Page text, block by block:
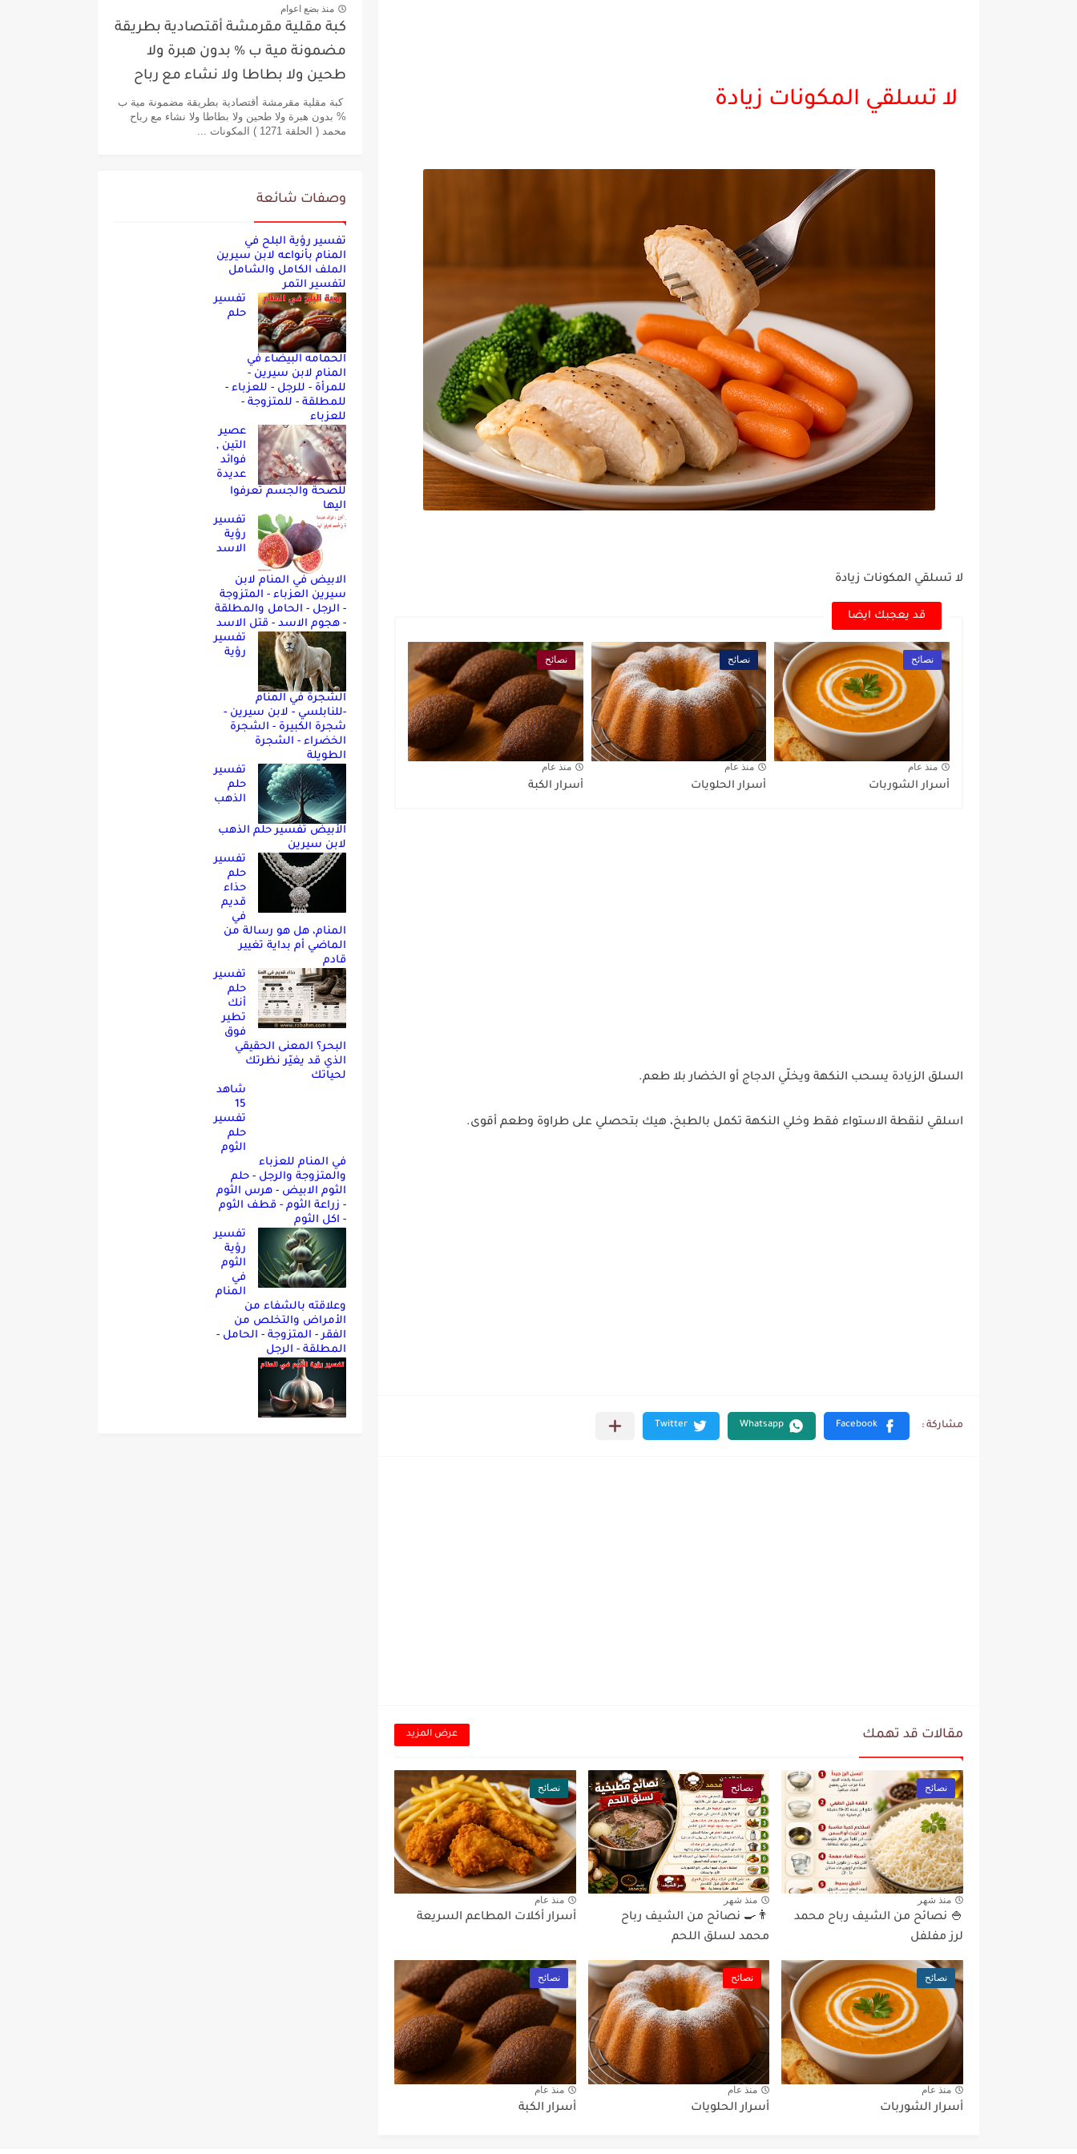
لا تسلقي المكونات زيادة
لا تسلقي المكونات زيادة
قد يعجبك ايضا
نصائح
منذ عام
أسرار الشوربات
نصائح
منذ عام
أسرار الحلويات
نصائح
منذ عام
أسرار الكبة
السلق الزيادة يسحب النكهة ويخلّي الدجاج أو الخضار بلا طعم.
اسلقي لنقطة الاستواء فقط وخلي النكهة تكمل بالطبخ، هيك بتحصلي على طراوة وطعم أقوى.
مقالات قد تهمك عرض المزيد
نصائح
منذ شهر
🍚 نصائح من الشيف رباح محمد
لرز مفلفل
نصائح
منذ شهر
👨‍🍳 نصائح من الشيف رباح
محمد لسلق اللحم
نصائح
منذ عام
أسرار أكلات المطاعم السريعة
نصائح
منذ عام
أسرار الشوربات
نصائح
منذ عام
أسرار الحلويات
نصائح
منذ عام
أسرار الكبة
منذ بضع اعوام
كبة مقلية مقرمشة أقتصادية بطريقة
مضمونة مية ب % بدون هبرة ولا
طحين ولا بطاطا ولا نشاء مع رباح
محمد
كبة مقلية مقرمشة أقتصادية بطريقة مضمونة مية ب
% بدون هبرة ولا طحين ولا بطاطا ولا نشاء مع رباح
محمد ( الحلقة 1271 ) المكونات ...
وصفات شائعة
تفسير رؤية البلح في
المنام بأنواعه لابن سيرين
الملف الكامل والشامل
لتفسير التمر
تفسير
حلم
الحمامه البيضاء في
المنام لابن سيرين -
للمرأة - للرجل - للعزباء -
للمطلقة - للمتزوجة -
للعزباء
عصير
التين ,
فوائد
عديدة
للصحة والجسم تعرفوا
اليها
تفسير
رؤية
الاسد
الابيض في المنام لابن
سيرين العزباء - المتزوجة
- الرجل - الحامل والمطلقة
- هجوم الاسد - قتل الاسد
تفسير
رؤية
الشجرة في المنام
-للنابلسي - لابن سيرين -
شجرة الكبيرة - الشجرة
الخضراء - الشجرة
الطويلة
تفسير
حلم
الذهب
الأبيض تفسير حلم الذهب
لابن سيرين
تفسير
حلم
حذاء
قديم
في
المنام، هل هو رسالة من
الماضي أم بداية تغيير
قادم
تفسير
حلم
أنك
تطير
فوق
البحر؟ المعنى الحقيقي
الذي قد يغيّر نظرتك
لحياتك
شاهد
15
تفسير
حلم
الثوم
في المنام للعزباء
والمتزوجة والرجل - حلم
الثوم الابيض - هرس الثوم
- زراعة الثوم - قطف الثوم
- اكل الثوم
تفسير
رؤية
الثوم
في
المنام
وعلاقته بالشفاء من
الأمراض والتخلص من
الفقر - المتزوجة - الحامل -
المطلقة - الرجل